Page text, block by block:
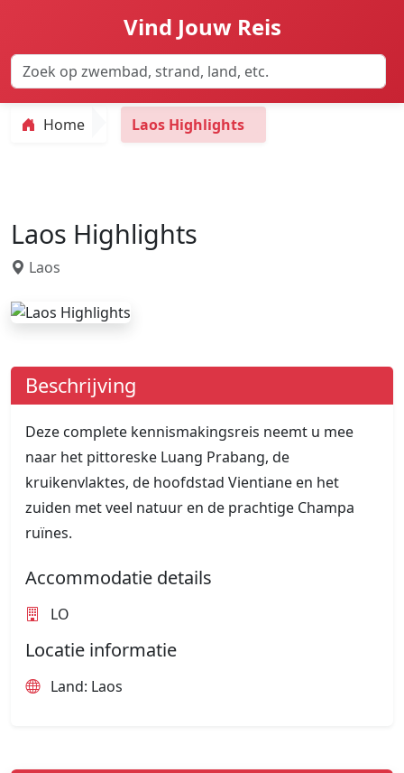
Vind Jouw Reis
Home Laos Highlights
Laos Highlights
Laos
Beschrijving
Deze complete kennismakingsreis neemt u mee
naar het pittoreske Luang Prabang, de
kruikenvlaktes, de hoofdstad Vientiane en het
zuiden met veel natuur en de prachtige Champa
ruïnes.
Accommodatie details
LO
Locatie informatie
Land: Laos